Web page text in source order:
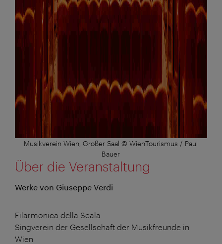
Musikverein Wien, Großer Saal © WienTourismus / Paul
Bauer
Über die Veranstaltung
Werke von Giuseppe Verdi
Filarmonica della Scala
Singverein der Gesellschaft der Musikfreunde in
Wien